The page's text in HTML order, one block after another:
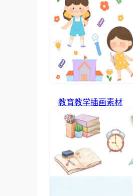
教育教学插画素材